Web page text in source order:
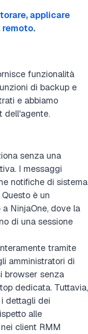
applicare
funzionalità
di backup e
e abbiamo
dell'agente.
senza una
I messaggi
notifiche di sistema
è un
NinjaOne, dove la
di una sessione
tramite
amministratori di
browser senza
dedicata. Tuttavia,
dettagli dei
alle
client RMM